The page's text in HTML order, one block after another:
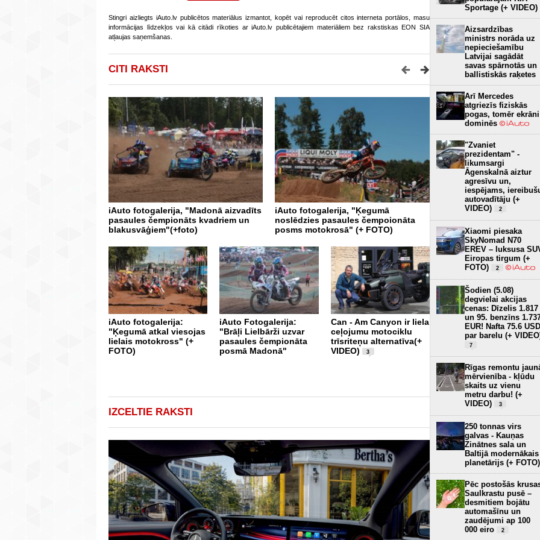
Stingri aizliegts iAuto.lv publicētos materiālus izmantot, kopēt vai reproducēt citos interneta portālos, masu
informācijas līdzekļos vai kā citādi rīkoties ar iAuto.lv publicētajiem materiāliem bez rakstiskas EON SIA
atļaujas saņemšanas.
CITI RAKSTI
iAuto fotogalerija, "Madonā aizvadīts
pasaules čempionāts kvadriem un
blakusvāģiem"(+foto)
iAuto fotogalerija, "Ķegumā
noslēdzies pasaules čempoionāta
posms motokrosā" (+ FOTO)
iAuto fotogalerija:
"Ķegumā atkal viesojas
lielais motokross" (+
FOTO)
iAuto Fotogalerija:
"Brāļi Lielbārži uzvar
pasaules čempionāta
posmā Madonā"
Can - Am Canyon ir liela
ceļojumu motociklu
trīsriteņu alternatīva(+
VIDEO)
3
iAuto fotogalerija,
skan Latvijas himna"
Atklāts jauns Ducati
motosalons Rīgā (+
IZCELTIE RAKSTI
Sportage (+ VIDEO)
Aizsardzības
ministrs norāda uz
nepieciešamību
Latvijai sagādāt
savas spārnotās un
ballistiskās raķetes
Arī Mercedes
atgriezīs fiziskās
pogas, tomēr ekrāni
dominēs
"Zvaniet
prezidentam" -
likumsargi
Āgenskalnā aiztur
agresīvu un,
iespējams,
autovadītāju (+
VIDEO)
2
Xiaomi piesaka
SkyNomad N70
EREV – luksusa
Eiropas tirgum (+
FOTO)
2
Šodien (5.08)
degvielai akcijas
cenas: Dīzelis 1.817
un 95. benzīns
EUR! Nafta 75.6 USD
par barelu (+
7
Rīgas remontu
mērvienība - kļūdu
skaits uz vienu
metru darbu! (+
VIDEO)
3
250 tonnas virs
galvas - Kauņas
Zinātnes sala un
Baltijā modernākais
planetārijs (+ FOTO)
Pēc postošās
Saulkrastu pusē –
desmitiem bojātu
automašīnu un
zaudējumi ap 100
000 eiro
2